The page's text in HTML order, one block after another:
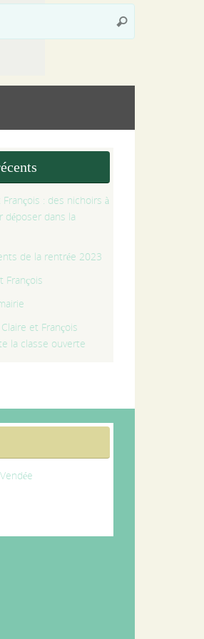
Rechercher
François : des nichoirs à
déposer dans la
de la rentrée 2023
François
Claire et François
la classe ouverte